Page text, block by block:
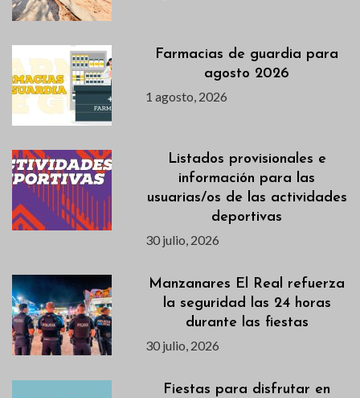
Farmacias de guardia para
agosto 2026
1 agosto, 2026
Listados provisionales e
información para las
usuarias/os de las actividades
deportivas
30 julio, 2026
Manzanares El Real refuerza
la seguridad las 24 horas
durante las fiestas
30 julio, 2026
Fiestas para disfrutar en